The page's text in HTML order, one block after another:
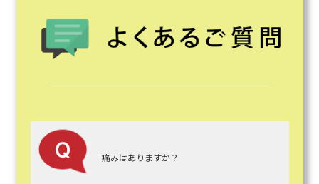
痛みはありますか？